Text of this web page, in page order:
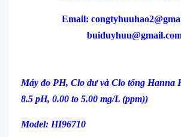
Email:
Máy đo PH, Clo dư và Clo tổng Hanna
8.5 pH, 0.00 to 5.00 mg/L (ppm))
Model: HI96710